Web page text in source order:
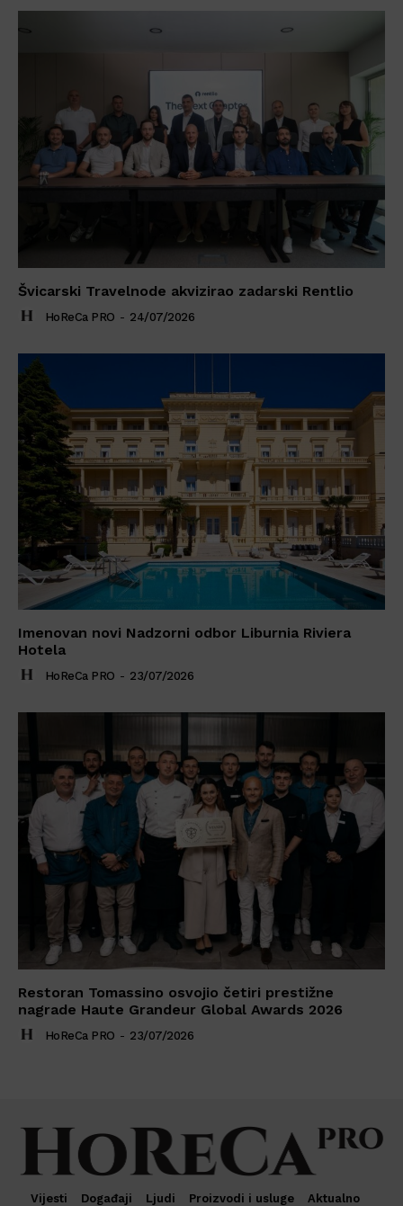
Švicarski Travelnode akvizirao zadarski Rentlio
HoReCa PRO - 24/07/2026
Imenovan novi Nadzorni odbor Liburnia Riviera
Hotela
HoReCa PRO - 23/07/2026
Restoran Tomassino osvojio četiri prestižne
nagrade Haute Grandeur Global Awards 2026
HoReCa PRO - 23/07/2026
Vijesti Događaji Ljudi Proizvodi i usluge
Aktualno